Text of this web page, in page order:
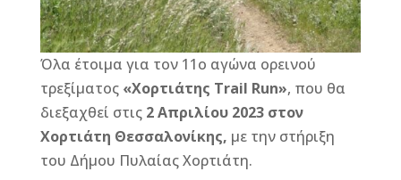
Όλα έτοιμα για τον 11ο αγώνα ορεινού
τρεξίματος «Χορτιάτης Trail Run», που θα
διεξαχθεί στις 2 Απριλίου 2023 στον
Χορτιάτη Θεσσαλονίκης, με την στήριξη
του Δήμου Πυλαίας Χορτιάτη.